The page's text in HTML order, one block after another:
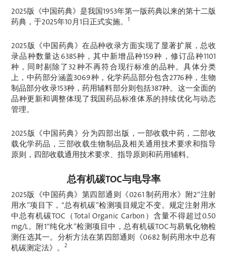
联系我们
2025版《中国药典》是我国1953年第一版药典以来的第十二版
药典，于2025年10月1日正式实施。
1
2025版《中国药典》在品种收录方面实现了显著扩展，总收
录品种数量达6385种，其中新增品种159种，修订品种1101
种，同时剔除了32种不再符合现行标准的品种。具体分类
上，中药部分涵盖3069种，化学药品部分包含2776种，生物
制品部分收录153种，药用辅料部分则包括387种。这一全面的
品种更新和调整体现了我国药品标准体系的持续优化与动态
管理。
2025版《中国药典》分为四部出版，一部收载中药，二部收
载化学药品，三部收载生物制品及相关通用技术要求和指导
原则，四部收载通用技术要求、指导原则和药用辅料。
总有机碳TOC与电导率
2025版《中国药典》第四部通则《0261 制药用水》附2“注射
用水”项目下，“总有机碳”检测项目规定不变。规定注射用水
中总有机碳TOC（Total Organic Carbon）含量不得超过0.50
mg/L。附1“纯化水”检测项目中，总有机碳TOC与易氧化物检
测任选其一。分析方法在第四部通则《0682 制药用水中总有
机碳测定法》。
2